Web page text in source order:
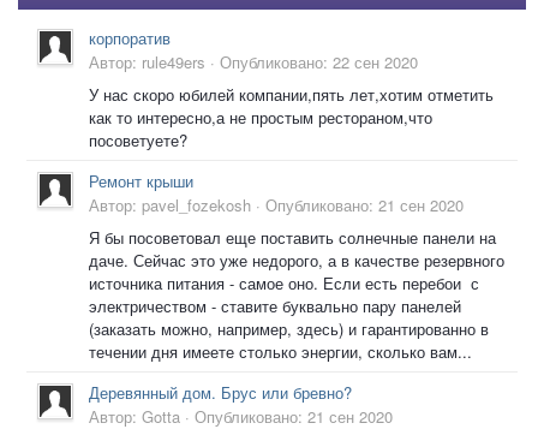
корпоратив
Автор: rule49ers · Опубликовано: 22 сен 2020
У нас скоро юбилей компании,пять лет,хотим отметить
как то интересно,а не простым рестораном,что
посоветуете?
Ремонт крыши
Автор: pavel_fozekosh · Опубликовано: 21 сен 2020
Я бы посоветовал еще поставить солнечные панели на
даче. Сейчас это уже недорого, а в качестве резервного
источника питания - самое оно. Если есть перебои с
электричеством - ставите буквально пару панелей
(заказать можно, например, здесь) и гарантированно в
течении дня имеете столько энергии, сколько вам...
Деревянный дом. Брус или бревно?
Автор: Gotta · Опубликовано: 21 сен 2020